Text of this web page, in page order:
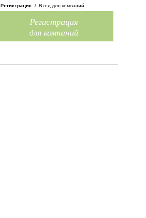
Регистрация / Вход для компаний
Регистрация
для компаний